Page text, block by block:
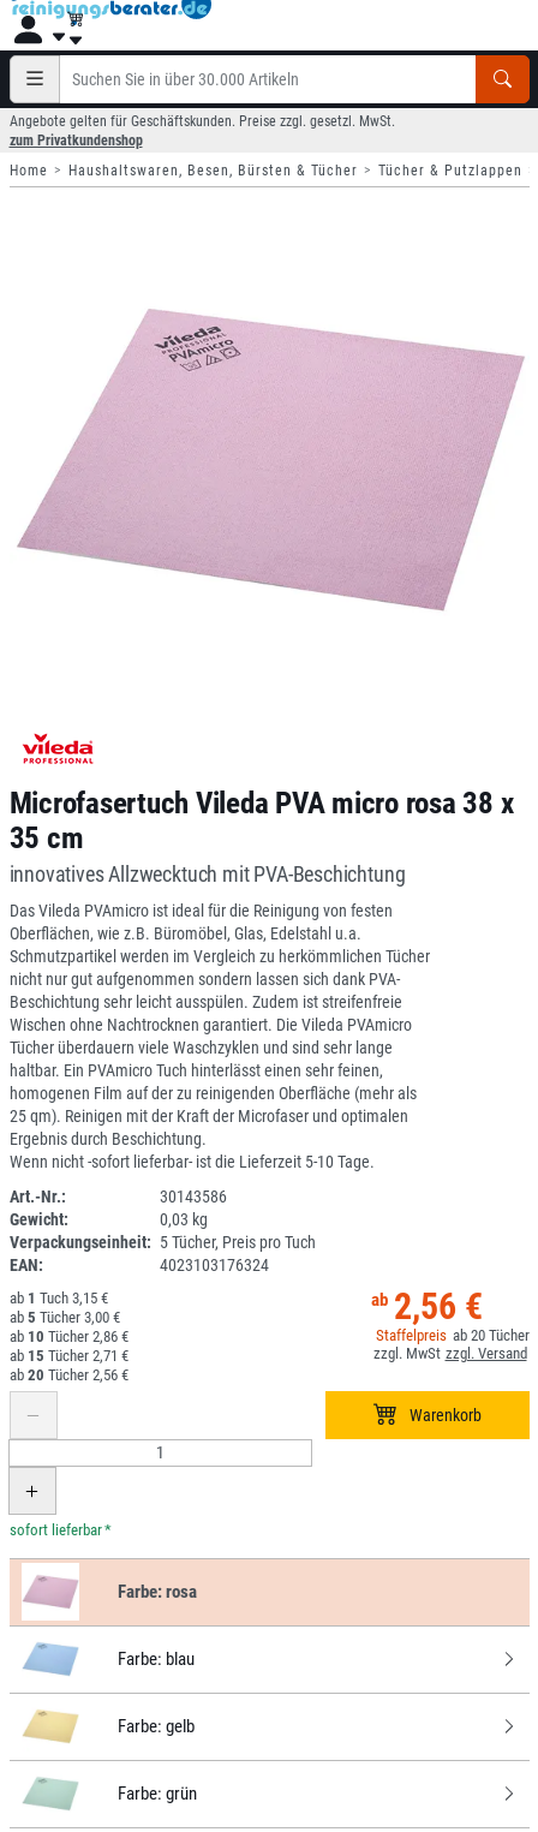
Angebote gelten für Geschäftskunden. Preise zzgl. gesetzl. MwSt.
zum Privatkundenshop
Home
Haushaltswaren, Besen, Bürsten & Tücher Tücher & Putzlappen
Microfasertuch Vileda PVA micro rosa 38 x
35 cm
innovatives Allzwecktuch mit PVA-Beschichtung
Das Vileda PVAmicro ist ideal für die Reinigung von festen
Oberflächen, wie z.B. Büromöbel, Glas, Edelstahl u.a.
Schmutzpartikel werden im Vergleich zu herkömmlichen Tücher
nicht nur gut aufgenommen sondern lassen sich dank PVA-
Beschichtung sehr leicht ausspülen. Zudem ist streifenfreie
Wischen ohne Nachtrocknen garantiert. Die Vileda PVAmicro
Tücher überdauern viele Waschzyklen und sind sehr lange
haltbar. Ein PVAmicro Tuch hinterlässt einen sehr feinen,
homogenen Film auf der zu reinigenden Oberfläche (mehr als
25 qm). Reinigen mit der Kraft der Microfaser und optimalen
Ergebnis durch Beschichtung.
Wenn nicht -sofort lieferbar- ist die Lieferzeit 5-10 Tage.
Art.-Nr.:
30143586
Gewicht:
0,03 kg
Verpackungseinheit: 5 Tücher, Preis pro Tuch
EAN:
4023103176324
2,56 €
20
1
3,15 €
5
3,00 €
10
2,86 €
15
2,71 €
20
2,56 €
*
Farbe:rosa
Farbe: blau
Farbe: gelb
Farbe: grün